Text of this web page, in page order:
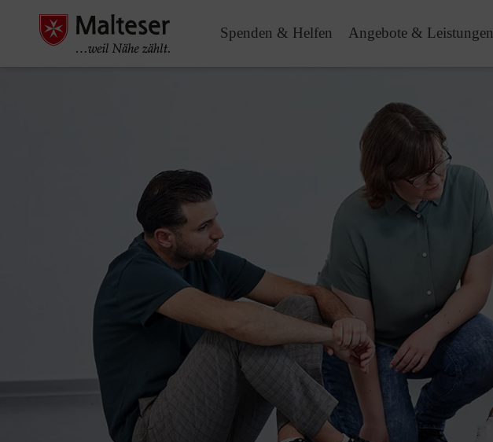
Spenden & Helfen Angebote & Leistungen